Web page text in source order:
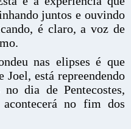
juntos e ouvindo
é claro, a voz de
nas elipses é que
Joel, está repreendendo
no dia de Pentecostes,
no fim dos